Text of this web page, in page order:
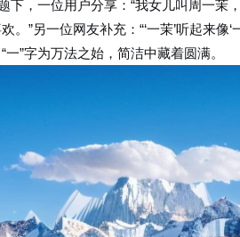
下，一位用户分享：“我女儿叫周一茉
。”另一位网友补充：“‘一茉’听起来像
”字为万法之始，简洁中藏着圆满。